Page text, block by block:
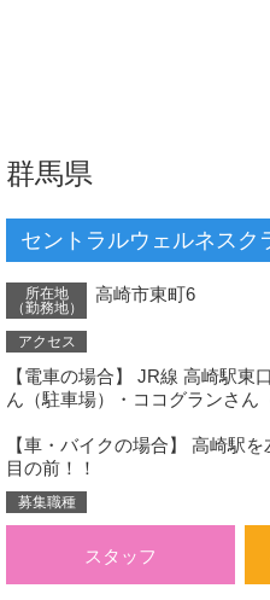
群馬県
セントラルウェルネスク
所在地
（勤務地）
高崎市東町6
アクセス
【電車の場合】 JR線 高崎駅
ん（駐車場）・ココグランさん
【車・バイクの場合】 高崎駅
目の前！！
募集職種
スタッフ